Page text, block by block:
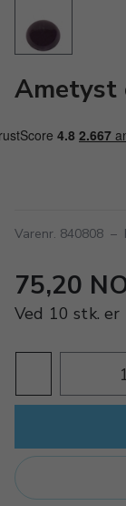
Ametyst
Varenr. 840808 –
75,20
Ved 10 stk. er